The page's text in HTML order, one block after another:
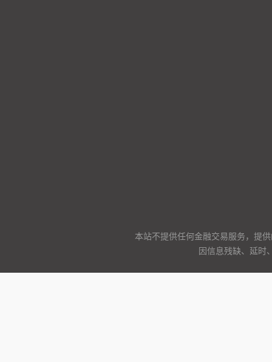
本站不提供任何金融交易服务，提
因信息残缺、延时